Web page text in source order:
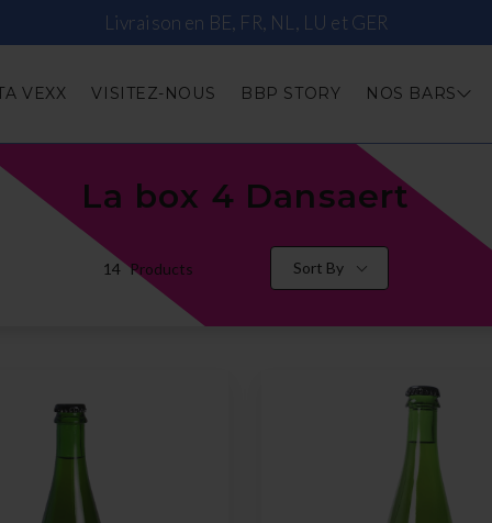
Livraison en BE, FR, NL, LU et GER
VEXX VISITEZ-NOUS BBP STORY NOS BARS
La box 4 Dansaert
14 Products Sort By